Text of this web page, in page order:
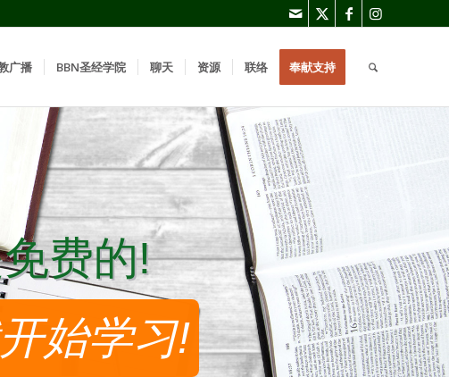
广播 BBN圣经学院 聊天 资源 联络 奉献支持
费的!
费的!
始学习!